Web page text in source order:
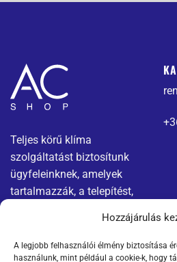
Hozzájárulás
A legjobb felhasználói élmény biztosítása
használunk, mint például a cookie-k, hogy
Teljes körű klíma
szolgáltatást biztosítunk
ügyfeleinknek, amelyek
tartalmazzák, a telepítést,